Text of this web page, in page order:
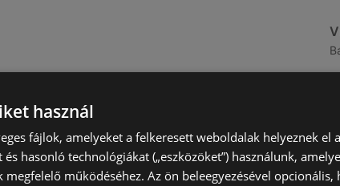
használ
fájlok, amelyeket a felkeresett weboldalak helyeznek el
hasonló technológiákat („eszközöket”) használunk,
megfelelő működéséhez. Az ön beleegyezésével opcionális,